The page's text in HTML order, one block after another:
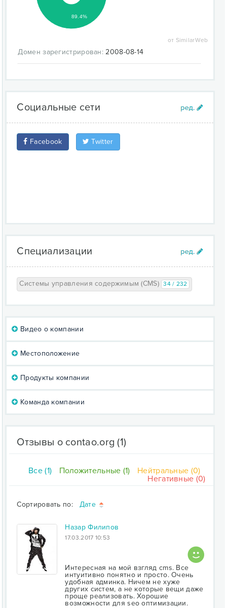
поддержка множества языков в кодировке UTF-
Live Update (ядро актуализируется одним
пользователями (user management)
89.4%
от SimilarWeb
Домен зарегистрирован: 2008-08-14
Социальные сети
Facebook Twitter
Специализации
Системы управления содержимым (CMS) 34 / 232
Видео о компании
Местоположение
Продукты компании
Команда компании
Отзывы о contao.org (1)
Все (1) Положительные (1)
Нейтральные (0)
Негативные (0)
Сортировать по: Дате
Назар Филипов
17.03.2017 10:53
Интересная на мой взгляд cms. Все
интуитивно понятно и просто. Очень
удобная админка. Ничем не хуже
других систем, а не которые вещи даже
проще реализовать. Хорошие
возможности для seo оптимизации.